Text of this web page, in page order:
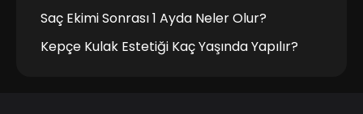
Saç Ekimi Sonrası 1 Ayda Neler Olur?
Kepçe Kulak Estetiği Kaç Yaşında Yapılır?